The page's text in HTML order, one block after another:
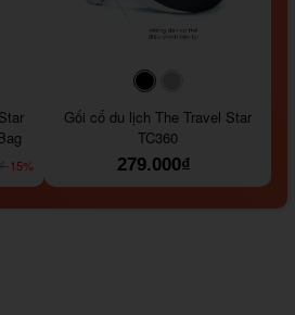
-15%
#000000
Gối cổ du lịch The Travel Star
TC360
279.000₫